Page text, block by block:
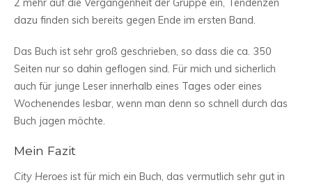
2 mehr auf die Vergangenheit der Gruppe ein, Tendenzen
dazu finden sich bereits gegen Ende im ersten Band.
Das Buch ist sehr groß geschrieben, so dass die ca. 350
Seiten nur so dahin geflogen sind. Für mich und sicherlich
auch für junge Leser innerhalb eines Tages oder eines
Wochenendes lesbar, wenn man denn so schnell durch das
Buch jagen möchte.
Mein Fazit
City Heroes ist für mich ein Buch, das vermutlich sehr gut in